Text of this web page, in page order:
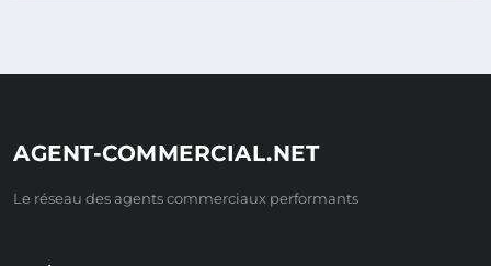
AGENT-COMMERCIAL.NET
Le réseau des agents commerciaux performants